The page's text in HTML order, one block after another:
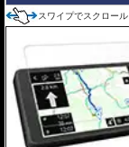
スワイプでスクロー